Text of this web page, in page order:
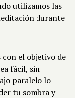
utilizamos las
durante
con el objetivo de
fácil, sin
paralelo lo
tu sombra y